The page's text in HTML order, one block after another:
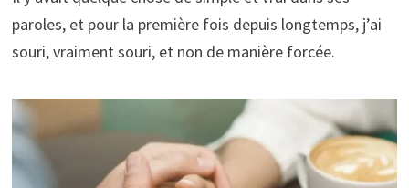
paroles, et pour la première fois depuis longtemps, j’ai
souri, vraiment souri, et non de manière forcée.